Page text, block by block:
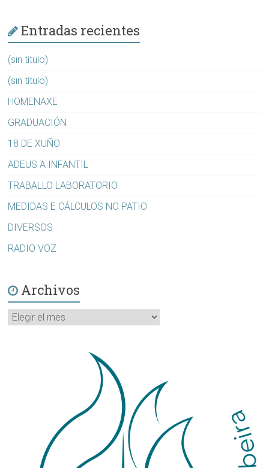
Entradas recientes
(sin título)
(sin título)
HOMENAXE
GRADUACIÓN
18 DE XUÑO
ADEUS A INFANTIL
TRABALLO LABORATORIO
MEDIDAS E CÁLCULOS NO PATIO
DIVERSOS
RADIO VOZ
Archivos
Archivos